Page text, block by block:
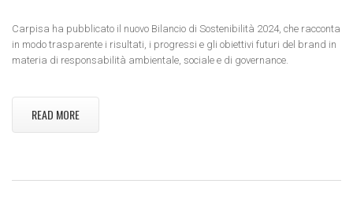
Carpisa ha pubblicato il nuovo Bilancio di Sostenibilità 2024, che racconta
in modo trasparente i risultati, i progressi e gli obiettivi futuri del brand in
materia di responsabilità ambientale, sociale e di governance.
READ MORE